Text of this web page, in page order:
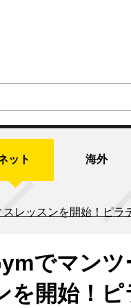
ット 海外
レッスンを開始！ピ
でマンツ
を開始！ピ